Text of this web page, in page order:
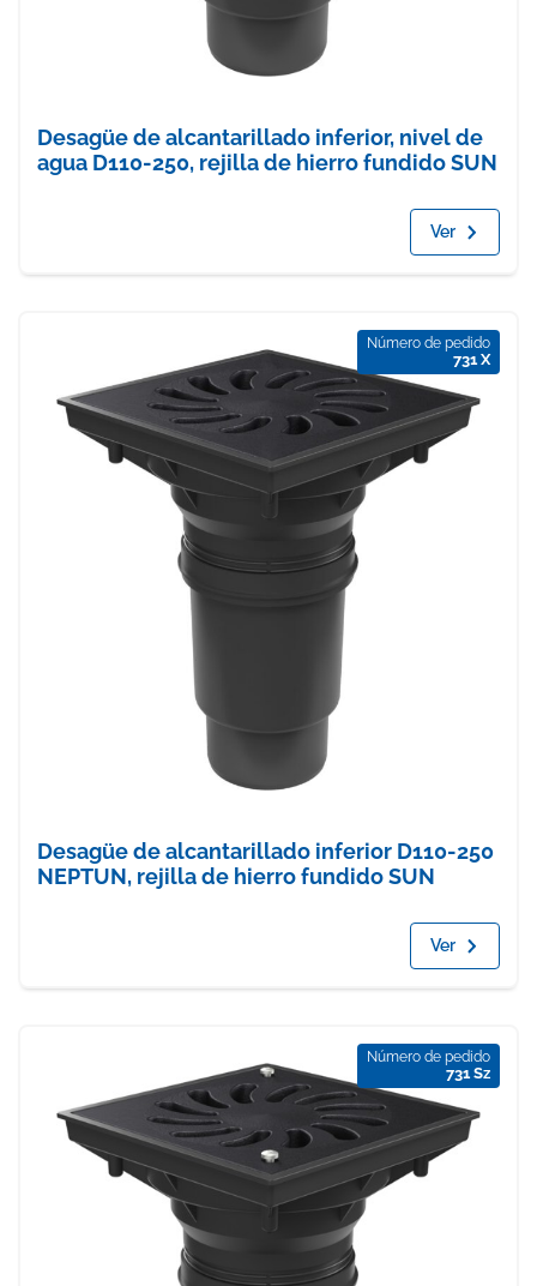
Desagüe de alcantarillado inferior, nivel de
agua D110-250, rejilla de hierro fundido SUN
Ver
Número de pedido
731 X
Desagüe de alcantarillado inferior D110-250
NEPTUN, rejilla de hierro fundido SUN
Ver
Número de pedido
731 Sz